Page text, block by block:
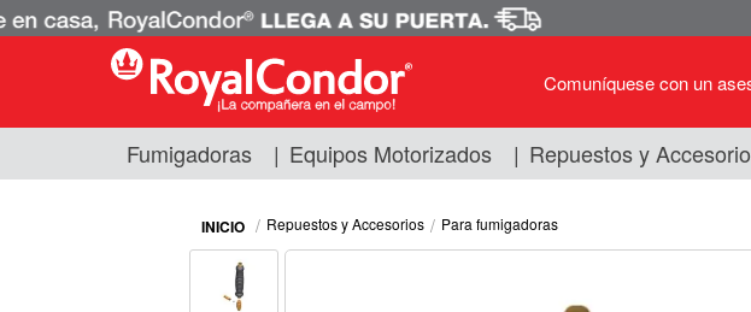
Comuníquese con un
Fumigadoras
Respuestos y Accesorios
Tecnología de Aplicación
Fumigadoras | Equipos Motorizados | Repuestos y
Repuestos y Accesorios Para fumigadoras